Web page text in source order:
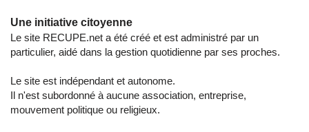
Une initiative citoyenne
Le site RECUPE.net a été créé et est administré par un
particulier, aidé dans la gestion quotidienne par ses proches.
Le site est indépendant et autonome.
Il n'est subordonné à aucune association, entreprise,
mouvement politique ou religieux.